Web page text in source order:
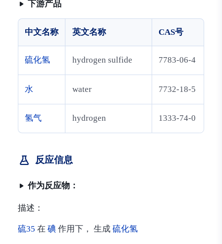
下游产品
中文名称 英文名称 CAS号
硫化氢 hydrogen sulfide 7783-06-4
水 water 7732-18-5
氢气 hydrogen 1333-74-0
反应信息
作为反应物：
描述：
硫35 在 碘作用下， 生成 硫化氢